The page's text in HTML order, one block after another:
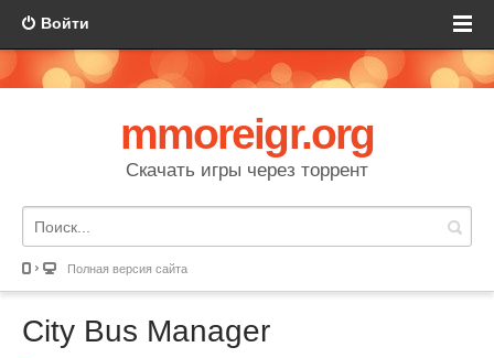
Войти
mmoreigr.org
Скачать игры через торрент
Полная версия сайта
City Bus Manager